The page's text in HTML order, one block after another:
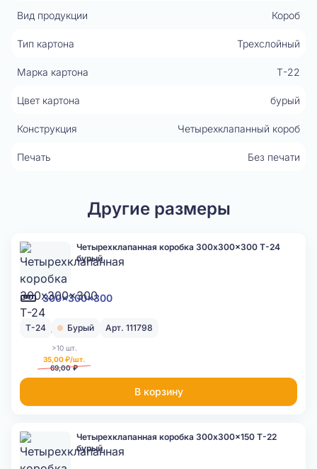
Вид продукции Короб
Тип картона Трехслойный
Марка картона Т-22
Цвет картона бурый
Конструкция Четырехклапанный короб
Печать Без печати
Другие размеры
300x300x300
Четырехклапанная коробка 300x300x300 Т-24
бурый
Т-24 Бурый Арт. 111798
>10 шт.
35,00 ₽/шт.
69,00 ₽
В корзину
Четырехклапанная коробка 300x300x150 Т-22
бурый